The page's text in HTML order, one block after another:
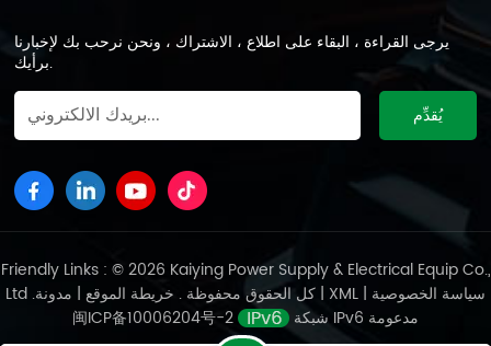
يرجى القراءة ، البقاء على اطلاع ، الاشتراك ، ونحن نرحب بك لإخبارنا
برأيك.
Friendly Links : © 2026 Kaiying Power Supply & Electrical Equip Co.,
Ltd .كل الحقوق محفوظة . خريطة الموقع | | XML | سياسة الخصوصية
闽ICP备10006204号-2
شبكة IPv6 مدعومة